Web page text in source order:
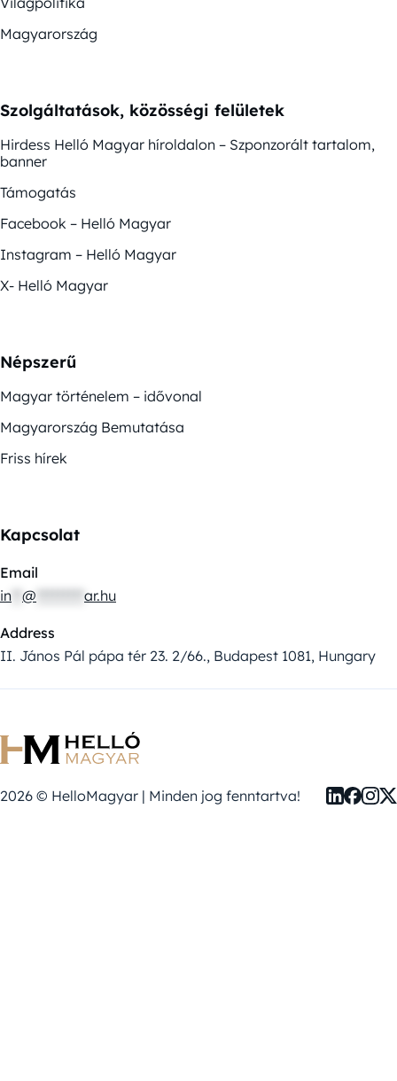
Magyarország
Szolgáltatások, közösségi felületek
Hirdess Helló Magyar híroldalon – Szponzorált tartalom,
banner
Támogatás
Facebook – Helló Magyar
Instagram – Helló Magyar
X- Helló Magyar
Népszerű
Magyar történelem – idővonal
Magyarország Bemutatása
Friss hírek
Kapcsolat
Email
in @ ar.hu
Address
II. János Pál pápa tér 23. 2/66., Budapest 1081, Hungary
2026 © HelloMagyar | Minden jog fenntartva!